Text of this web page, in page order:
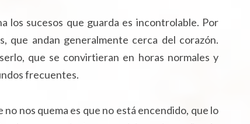
los sucesos que guarda es incontrolable. Por
que andan generalmente cerca del corazón.
que se convirtieran en horas normales y
frecuentes.
nos quema es que no está encendido, que lo